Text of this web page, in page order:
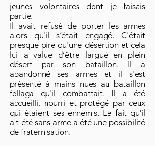
jeunes volontaires dont je faisais
partie.
Il avait refusé de porter les armes
alors qu'il s’était engagé. C'était
presque pire qu'une désertion et cela
lui a value d’être largué en plein
désert par son bataillon. Il a
abandonné ses armes et il s'est
présenté à mains nues au bataillon
fellaga qu'il combattait. Il a été
accueilli, nourri et protégé par ceux
qui étaient ses ennemis. Le fait qu'il
ait été sans arme a été une possibilité
de fraternisation.